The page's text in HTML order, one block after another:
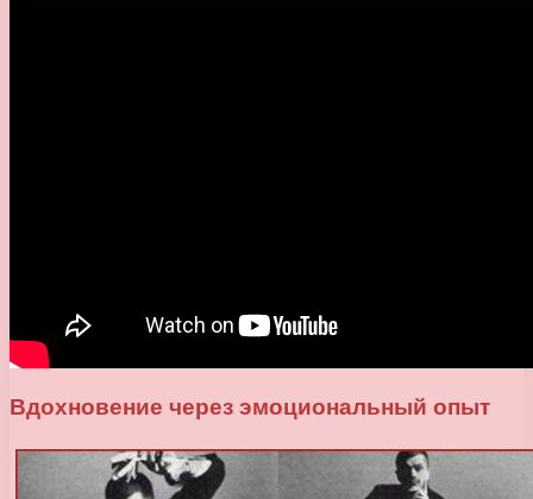
Вдохновение через эмоциональный опыт